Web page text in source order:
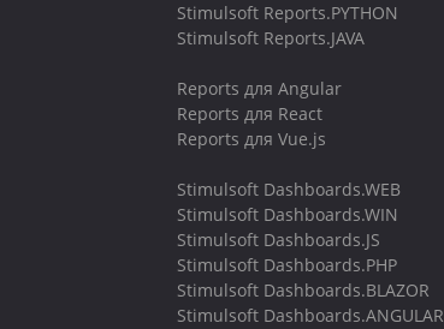
Stimulsoft Reports.PYTHON
Stimulsoft Reports.JAVA
Reports для Angular
Reports для React
Reports для Vue.js
Stimulsoft Dashboards.WEB
Stimulsoft Dashboards.WIN
Stimulsoft Dashboards.JS
Stimulsoft Dashboards.PHP
Stimulsoft Dashboards.BLAZOR
Stimulsoft Dashboards.ANGULAR